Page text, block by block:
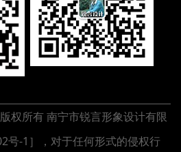
权所有 南宁市锐言形象设计有限
号-1］，对于任何形式的侵权行